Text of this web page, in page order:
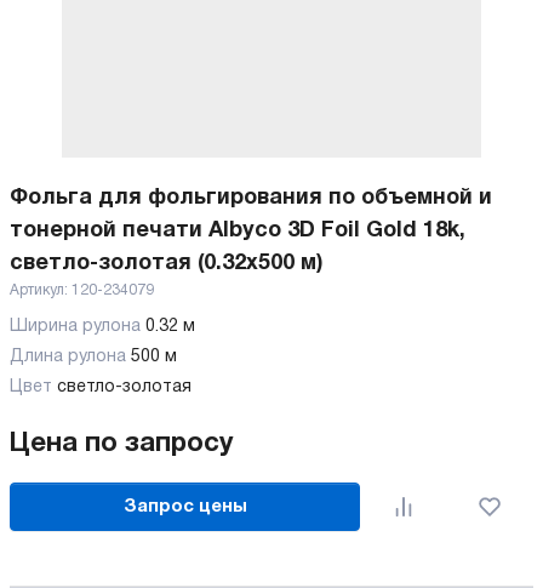
Фольга для фольгирования по объемной и
тонерной печати Albyco 3D Foil Gold 18k,
светло-золотая (0.32х500 м)
Артикул: 120-234079
Ширина рулона 0.32 м
Длина рулона 500 м
Цвет светло-золотая
Цена по запросу
Запрос цены